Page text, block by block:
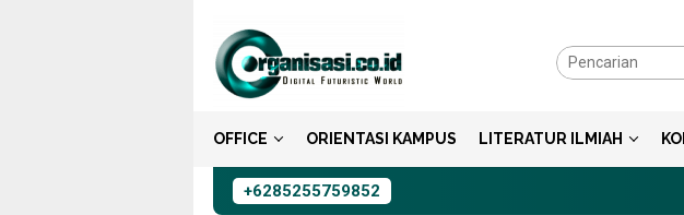
konten
OFFICE ORIENTASI KAMPUS LITERATUR ILMIAH
+6285255759852